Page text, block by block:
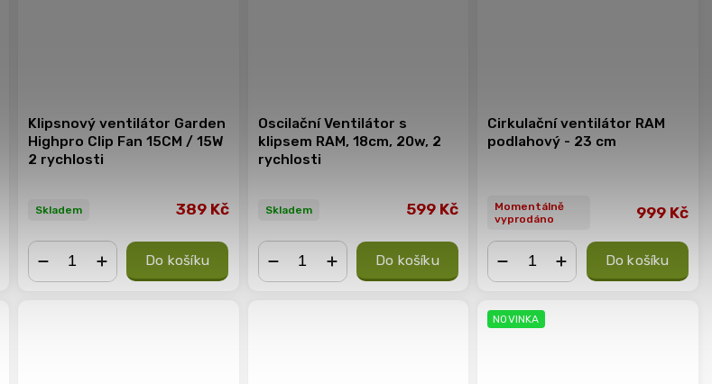
Klipsnový ventilátor Garden
Highpro Clip Fan 15CM / 15W
2 rychlosti
Skladem 389 Kč
Do košíku
Oscilační Ventilátor s
klipsem RAM, 18cm, 20w, 2
rychlosti
Skladem 599 Kč
Do košíku
Cirkulační ventilátor RAM
podlahový - 23 cm
Momentálně
vyprodáno
999 Kč
Do košíku
NOVINKA